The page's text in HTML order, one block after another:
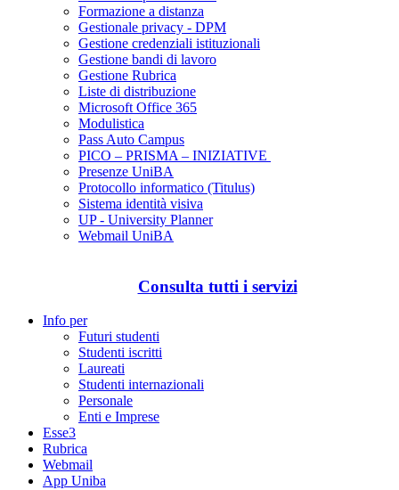
Formazione a distanza
Gestionale privacy - DPM
Gestione credenziali istituzionali
Gestione bandi di lavoro
Gestione Rubrica
Liste di distribuzione
Microsoft Office 365
Modulistica
Pass Auto Campus
PICO – PRISMA – INIZIATIVE
Presenze UniBA
Protocollo informatico (Titulus)
Sistema identità visiva
UP - University Planner
Webmail UniBA
Consulta tutti i servizi
Info per
Futuri studenti
Studenti iscritti
Laureati
Studenti internazionali
Personale
Enti e Imprese
Esse3
Rubrica
Webmail
App Uniba